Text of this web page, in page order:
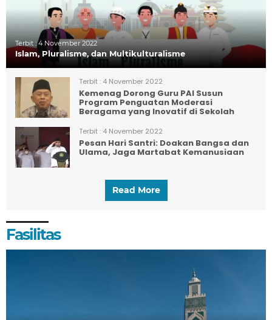
Terbit :4 November 2022
Islam, Pluralisme, dan Multikulturalisme
Terbit : 4 November 2022
Kemenag Dorong Guru PAI Susun
Program Penguatan Moderasi
Beragama yang Inovatif di Sekolah
Terbit : 4 November 2022
Pesan Hari Santri: Doakan Bangsa dan
Ulama, Jaga Martabat Kemanusiaan
Read More
Fasilitas